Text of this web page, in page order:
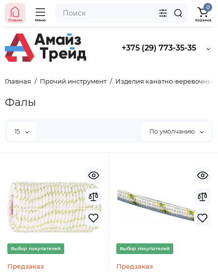
+375 (29) 773-35-35
Главная Меню
0
Корзина
Главная Прочий инструмент Изделия канатно-веревочные
Фалы
15 По умолчанию
Выбор покупателей
Предзаказ
Выбор покупателей
Предзаказ